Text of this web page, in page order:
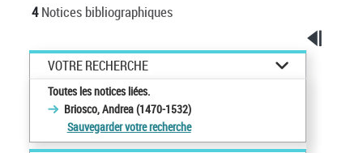
4Notices bibliographiques
VOTRE RECHERCHE
Toutes les notices liées.
Briosco, Andrea (1470-1532)
Sauvegarder votre recherche